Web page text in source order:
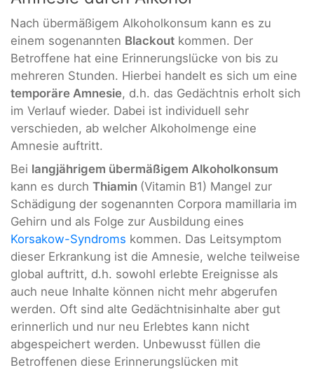
Nach übermäßigem Alkoholkonsum kann es zu
einem sogenannten Blackout kommen. Der
Betroffene hat eine Erinnerungslücke von bis zu
mehreren Stunden. Hierbei handelt es sich um eine
temporäre Amnesie, d.h. das Gedächtnis erholt sich
im Verlauf wieder. Dabei ist individuell sehr
verschieden, ab welcher Alkoholmenge eine
Amnesie auftritt.
Bei langjährigem übermäßigem Alkoholkonsum
kann es durch Thiamin (Vitamin B1) Mangel zur
Schädigung der sogenannten Corpora mamillaria im
Gehirn und als Folge zur Ausbildung eines
Korsakow-Syndroms kommen. Das Leitsymptom
dieser Erkrankung ist die Amnesie, welche teilweise
global auftritt, d.h. sowohl erlebte Ereignisse als
auch neue Inhalte können nicht mehr abgerufen
werden. Oft sind alte Gedächtnisinhalte aber gut
erinnerlich und nur neu Erlebtes kann nicht
abgespeichert werden. Unbewusst füllen die
Betroffenen diese Erinnerungslücken mit